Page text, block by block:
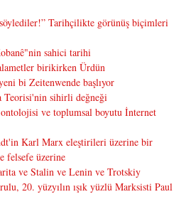
Tarihçilikte görünüş biçimleri
sahici tarihi
birikirken Ürdün
bi Zeitenwende başlıyor
Teorisi'nin sihirli değneği
ve toplumsal boyutu İnternet
Karl Marx eleştirileri üzerine bir
felsefe üzerine
ve Stalin ve Lenin ve Trotskiy
20. yüzyılın ışık yüzlü Marksisti Paul